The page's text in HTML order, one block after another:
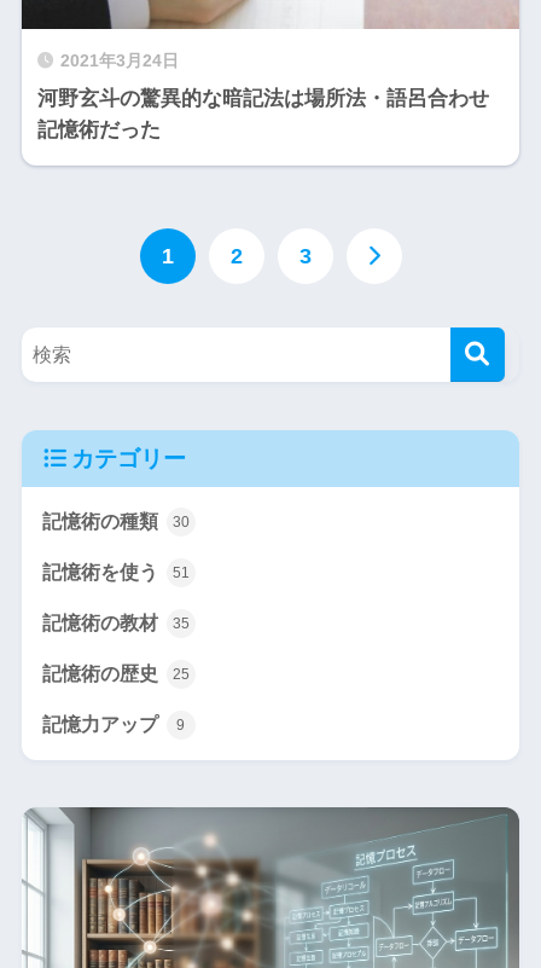
2021年3月24日
河野玄斗の驚異的な暗記法は場所法・語呂合わせ
記憶術だった
1 2 3
カテゴリー
記憶術の種類 30
記憶術を使う 51
記憶術の教材 35
記憶術の歴史 25
記憶力アップ 9